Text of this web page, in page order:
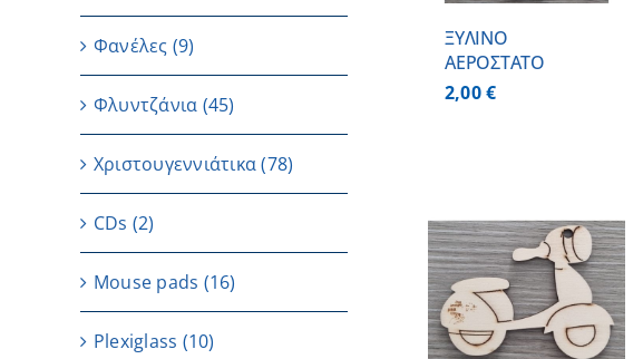
ΞΥΛΙΝΟ
ΑΕΡΟΣΤΑΤΟ
2,00€
ΠΡΟΣΘΗΚΗ ΣΤΟ
ΚΑΛΑΘΙ
/
ΛΕΠΤΟΜΕΡΕΙΕΣ
Φανέλες (9)
Φλυντζάνια (45)
Χριστουγεννιάτικα(78)
CDs (2)
Μouse pads (16)
Plexiglass (10)